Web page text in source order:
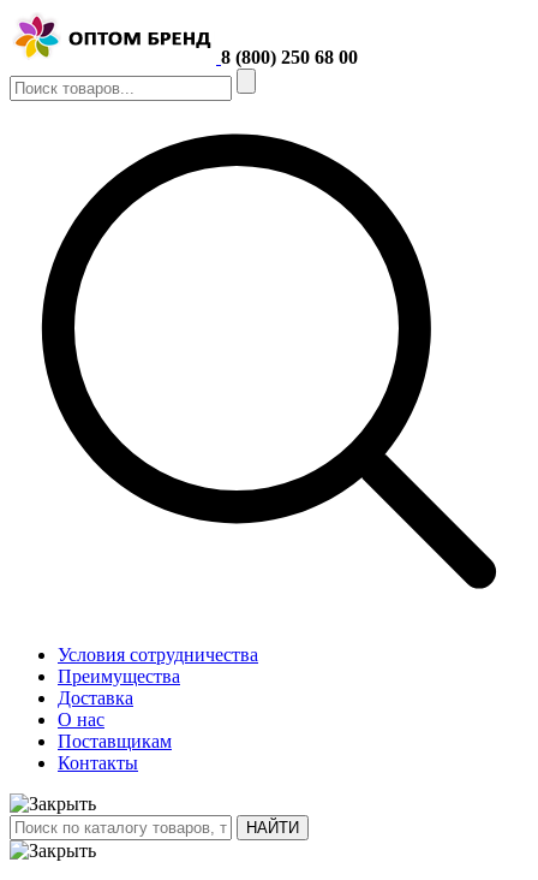
8 (800) 250 68 00
Условия сотрудничества
Преимущества
Доставка
О нас
Поставщикам
Контакты